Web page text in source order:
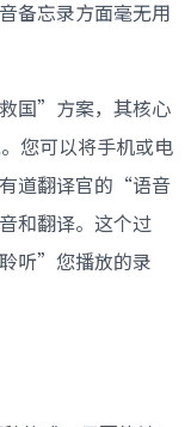
备忘录方面毫无用
国”方案，其核心
您可以将手机或电
道翻译官的“语音
和翻译。这个过
听”您播放的录